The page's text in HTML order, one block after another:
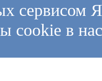
сервисом
cookie в